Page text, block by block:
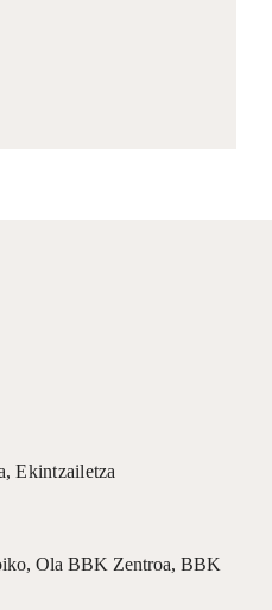
,Ekintzailetza
, Ola BBK Zentroa, BBK